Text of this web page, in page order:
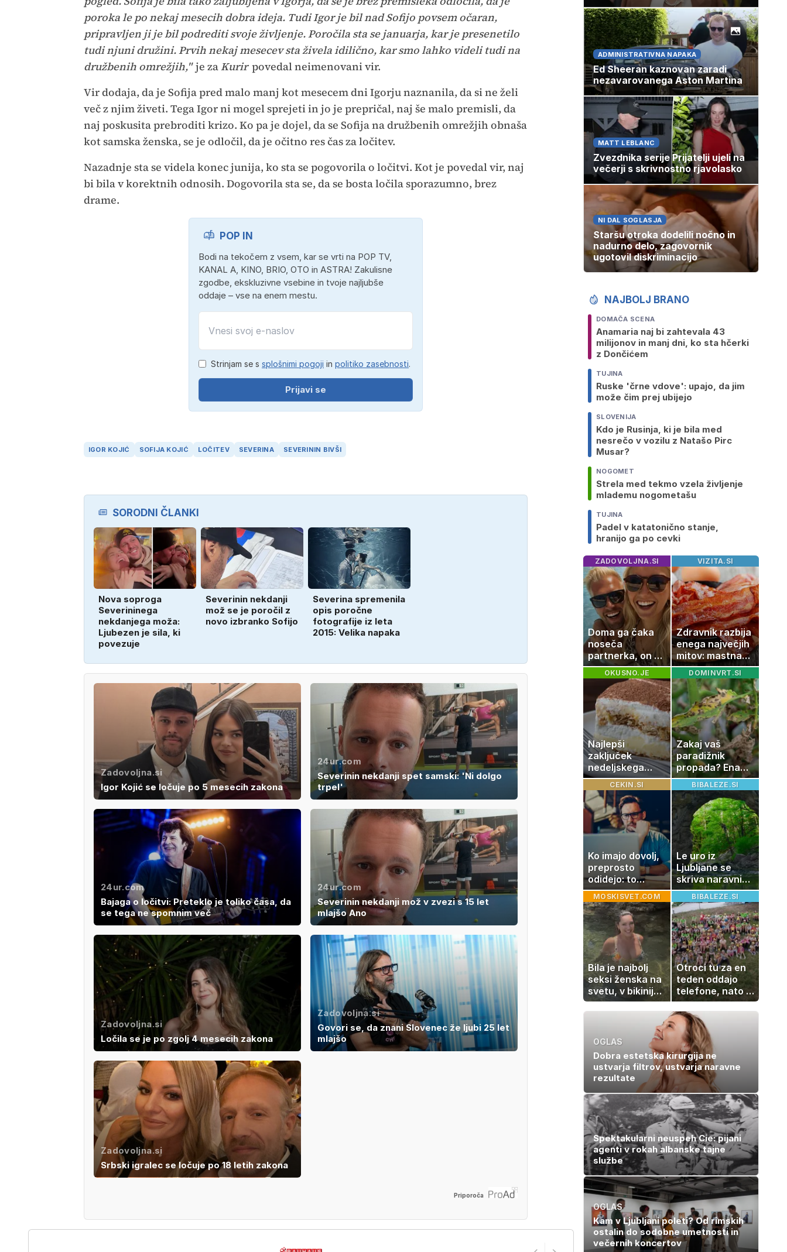
poroka le po nekaj mesecih dobra ideja. Tudi Igor je bil nad Sofijo povsem očaran,
pripravljen ji je bil podrediti svoje življenje. Poročila sta se januarja, kar je presenetilo
tudi njuni družini. Prvih nekaj mesecev sta živela idilično, kar smo lahko videli tudi na
družbenih omrežjih,"je zaKurir povedal neimenovani vir.
Vir dodaja, da je Sofija pred malo manj kot mesecem dni Igorju naznanila, da si ne želi
več z njim živeti. Tega Igor ni mogel sprejeti in jo je prepričal, naj še malo premisli, da
naj poskusita prebroditi krizo. Ko pa je dojel, da se Sofija na družbenih omrežjih obnaša
kot samska ženska, se je odločil, da je očitno res čas za ločitev.
Nazadnje sta se videla konec junija, ko sta se pogovorila o ločitvi. Kot je povedal vir, naj
bi bila v korektnih odnosih. Dogovorila sta se, da se bosta ločila sporazumno, brez
drame.
POP IN
Bodi na tekočem z vsem, kar se vrti na POP TV,
KANAL A, KINO, BRIO, OTO in ASTRA! Zakulisne
zgodbe, ekskluzivne vsebine in tvoje najljubše
oddaje – vse na enem mestu.
Strinjam se s splošnimi pogoji in politiko zasebnosti.
Prijavi se
IGOR KOJIĆ SOFIJA KOJIĆ LOČITEV SEVERINA SEVERININ BIVŠI
SORODNI ČLANKI
Nova soproga
Severininega
nekdanjega moža:
Ljubezen je sila, ki
povezuje
Severinin nekdanji
mož se je poročil z
novo izbranko Sofijo
Severina spremenila
opis poročne
fotografije iz leta
2015: Velika napaka
Zadovoljna.si
Igor Kojić se ločuje po 5 mesecih zakona
24ur.com
Severinin nekdanji spet samski: 'Ni dolgo
trpel'
24ur.com
Bajaga o ločitvi: Preteklo je toliko časa, da
se tega ne spomnim več
24ur.com
Severinin nekdanji mož v zvezi s 15 let
mlajšo Ano
Zadovoljna.si
Ločila se je po zgolj 4 mesecih zakona
Zadovoljna.si
Govori se, da znani Slovenec že ljubi 25 let
mlajšo
Zadovoljna.si
Srbski igralec se ločuje po 18 letih zakona
Priporoča
ADMINISTRATIVNA NAPAKA
Ed Sheeran kaznovan zaradi
nezavarovanega Aston Martina
MATT LEBLANC
Zvezdnika serije Prijatelji ujeli na
večerji s skrivnostno rjavolasko
NI DAL SOGLASJA
Staršu otroka dodelili nočno in
nadurno delo, zagovornik
ugotovil diskriminacijo
NAJBOLJ BRANO
DOMAČA SCENA
Anamaria naj bi zahtevala 43
milijonov in manj dni, ko sta hčerki
z Dončićem
TUJINA
Ruske 'črne vdove': upajo, da jim
može čim prej ubijejo
SLOVENIJA
Kdo je Rusinja, ki je bila med
nesrečo v vozilu z Natašo Pirc
Musar?
NOGOMET
Strela med tekmo vzela življenje
mlademu nogometašu
TUJINA
Padel v katatonično stanje,
hranijo ga po cevki
ZADOVOLJNA.SI
Doma ga čaka
noseča
partnerka, on pa
dopustuje z
drugo
VIZITA.SI
Zdravnik razbija
enega največjih
mitov: mastna
jetra ne
nastanejo
zaradi slanine,
temveč zaradi
živila, ki ga
imamo vsi radi
OKUSNO.JE
Najlepši
zaključek
nedeljskega
kosila: 8 sladic
brez peke, ki se
jih vsi veselijo
DOMINVRT.SI
Zakaj vaš
paradižnik
propada? Ena
napaka lahko
uniči rastline –
tako jih rešite
CEKIN.SI
Ko imajo dovolj,
preprosto
odidejo: to
znamenje
najpogosteje da
odpoved
BIBALEZE.SI
Le uro iz
Ljubljane se
skriva naravni
čudež, ki je kot
ustvarjen za
družinski izlet
MOSKISVET.COM
Bila je najbolj
seksi ženska na
svetu, v bikiniju
znova navdušila
BIBALEZE.SI
Otroci tu za en
teden oddajo
telefone, nato pa
se zgodi nekaj
nepričakovanega
OGLAS
Dobra estetska kirurgija ne
ustvarja filtrov, ustvarja naravne
rezultate
Spektakularni neuspeh Cie: pijani
agenti v rokah albanske tajne
službe
OGLAS
Kam v Ljubljani poleti? Od rimskih
ostalin do sodobne umetnosti in
večernih koncertov